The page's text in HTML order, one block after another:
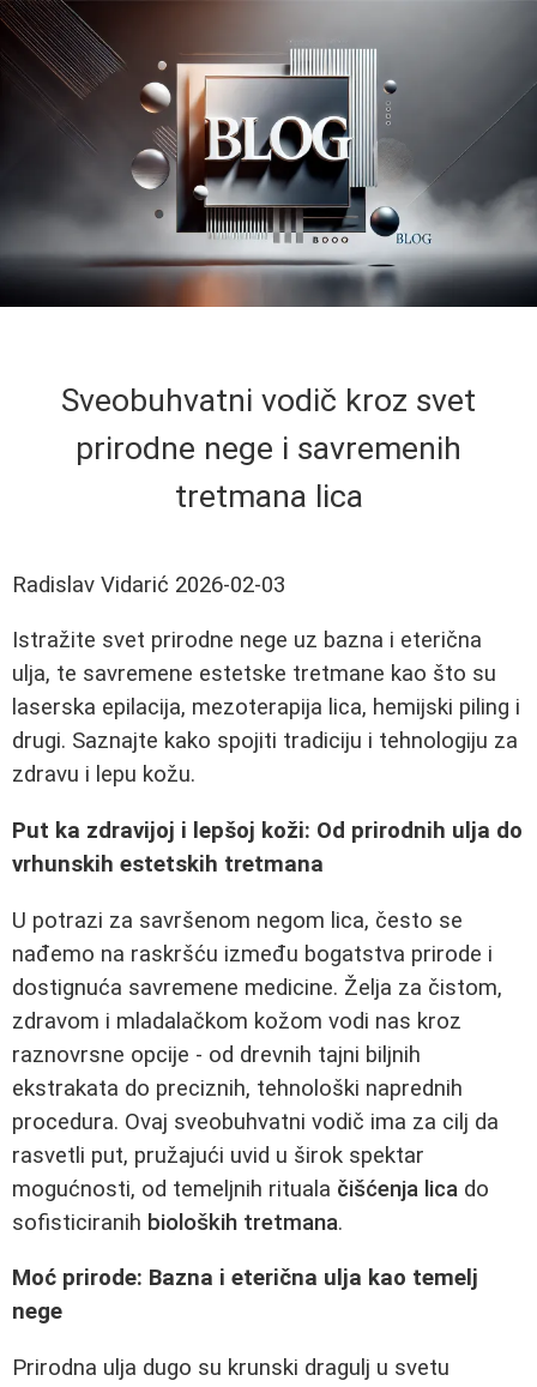
Sveobuhvatni vodič kroz svet
prirodne nege i savremenih
tretmana lica
Radislav Vidarić 2026-02-03
Istražite svet prirodne nege uz bazna i eterična
ulja, te savremene estetske tretmane kao što su
laserska epilacija, mezoterapija lica, hemijski piling i
drugi. Saznajte kako spojiti tradiciju i tehnologiju za
zdravu i lepu kožu.
Put ka zdravijoj i lepšoj koži: Od prirodnih ulja do
vrhunskih estetskih tretmana
U potrazi za savršenom negom lica, često se
nađemo na raskršću između bogatstva prirode i
dostignuća savremene medicine. Želja za čistom,
zdravom i mladalačkom kožom vodi nas kroz
raznovrsne opcije - od drevnih tajni biljnih
ekstrakata do preciznih, tehnološki naprednih
procedura. Ovaj sveobuhvatni vodič ima za cilj da
rasvetli put, pružajući uvid u širok spektar
mogućnosti, od temeljnih rituala čišćenja lica do
sofisticiranih bioloških tretmana.
Moć prirode: Bazna i eterična ulja kao temelj
nege
Prirodna ulja dugo su krunski dragulj u svetu